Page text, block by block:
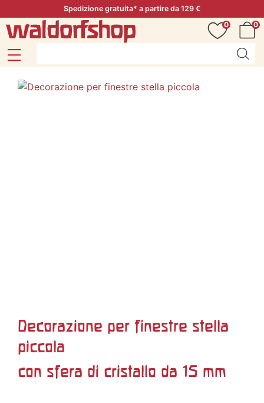
Spedizione gratuita* a partire da 129 €
0
0
Decorazione per finestre stella
piccola
con sfera di cristallo da 15 mm